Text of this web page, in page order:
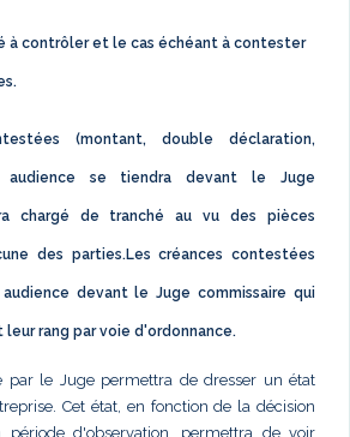
à contrôler et le cas échéant à contester
(montant, double déclaration,
audience se tiendra devant le Juge
chargé de tranché au vu des pièces
des parties.Les créances contestées
devant le Juge commissaire qui
rang par voie d'ordonnance.
par le Juge permettra de dresser un état
Cet état, en fonction de la décision
d'observation, permettra de voir